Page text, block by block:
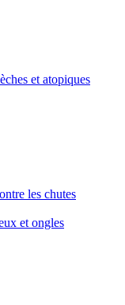
et atopiques
les chutes
et ongles